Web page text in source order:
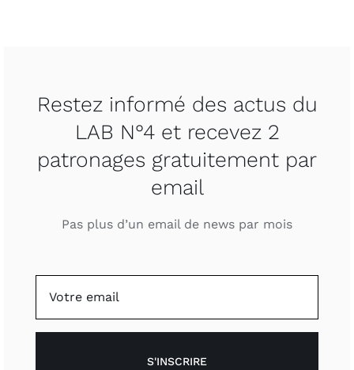
Restez informé des actus du
LAB N°4 et recevez 2
patronages gratuitement par
email
Pas plus d’un email de news par mois
S'INSCRIRE